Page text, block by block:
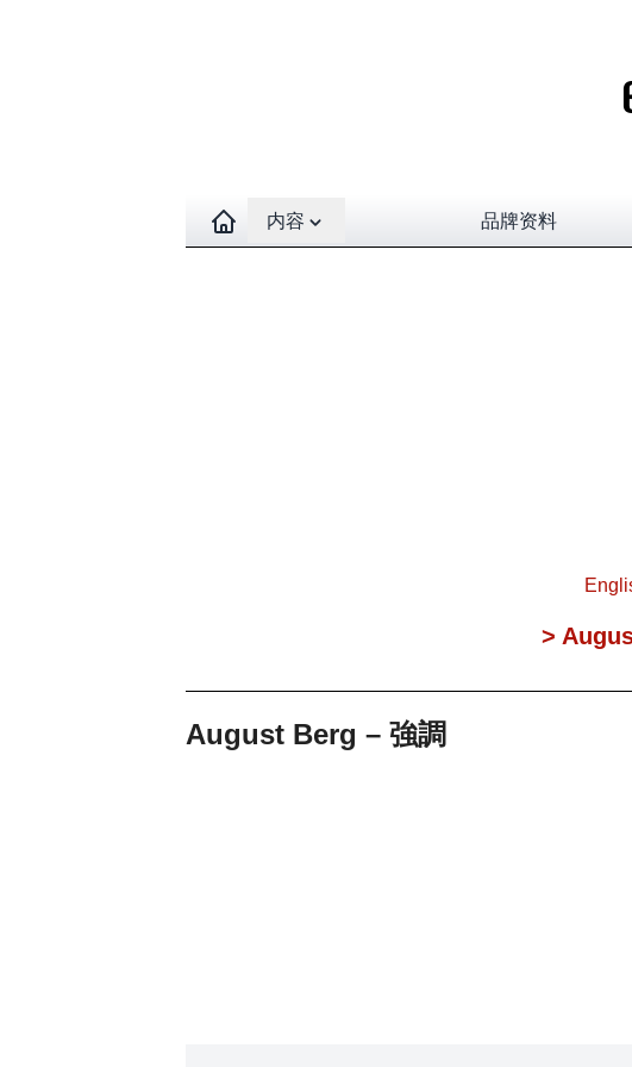
Open contents menu
内容 品牌资料
>
August Berg – 強調